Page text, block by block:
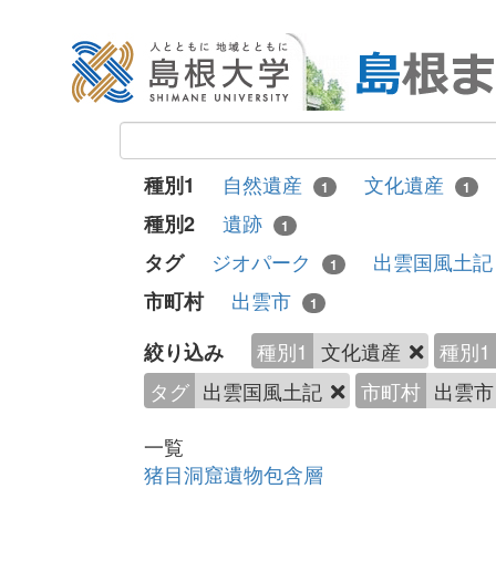
種別1 自然遺産 1 文化遺産 1
種別2 遺跡 1
タグ ジオパーク 1
出雲国風土
市町村
出雲市 1
絞り込み 種別1 文化遺産
種別1
タグ 出雲国風土記 市町村 出雲
一覧
猪目洞窟遺物包含層